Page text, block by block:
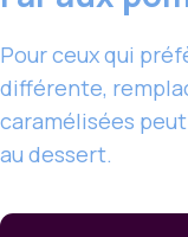
Pour ceux qui
différente,
caramélisées
au dessert.